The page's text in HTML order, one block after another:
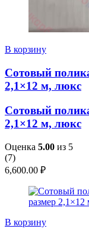
В корзину
Сотовый
2,1×12 м, люкс
Сотовый
2,1×12 м, люкс
Оценка 5.00 из 5
(7)
6,600.00 ₽
В корзину